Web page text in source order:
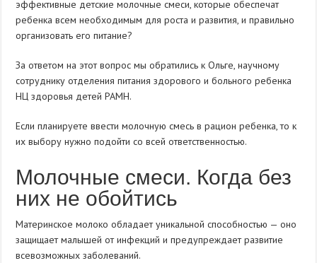
эффективные детские молочные смеси, которые обеспечат
ребенка всем необходимым для роста и развития, и правильно
организовать его питание?
За ответом на этот вопрос мы обратились к Ольге, научному
сотруднику отделения питания здорового и больного ребенка
НЦ здоровья детей РАМН.
Если планируете ввести молочную смесь в рацион ребенка, то к
их выбору нужно подойти со всей ответственностью.
Молочные смеси. Когда без
них не обойтись
Материнское молоко обладает уникальной способностью — оно
защищает малышей от инфекций и предупреждает развитие
всевозможных заболеваний.